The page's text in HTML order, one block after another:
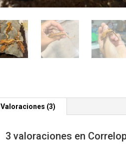
Valoraciones (3)
3 valoraciones en